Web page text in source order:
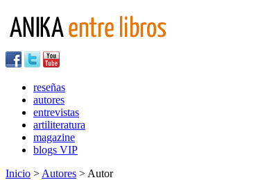
reseñas
autores
entrevistas
artiliteratura
magazine
blogs VIP
Inicio > Autores > Autor